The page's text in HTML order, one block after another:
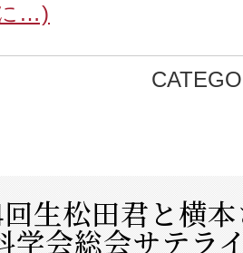
…)
生松田君と横
学会総会サテラ